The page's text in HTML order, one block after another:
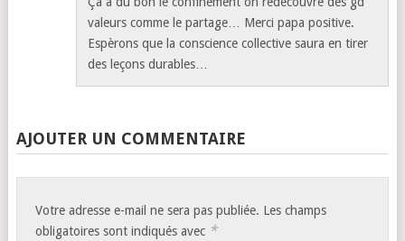
valeurs comme le partage… Merci papa positive.
Espèrons que la conscience collective saura en tirer
des leçons durables…
AJOUTER UN COMMENTAIRE
Votre adresse e-mail ne sera pas publiée. Les champs
obligatoires sont indiqués avec *